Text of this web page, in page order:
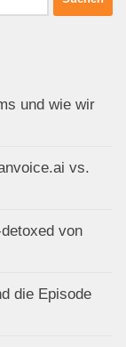
und wie wir
vs.
von
die Episode